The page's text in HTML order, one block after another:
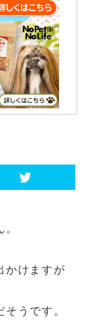
かけますが
うです。